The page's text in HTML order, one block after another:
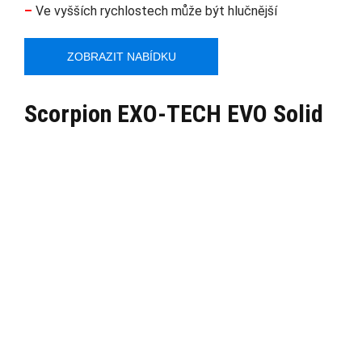
– Ve vyšších rychlostech může být hlučnější
ZOBRAZIT NABÍDKU
Scorpion EXO-TECH EVO Solid